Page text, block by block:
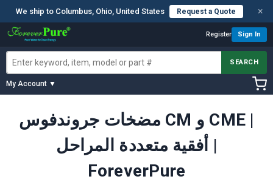
We ship to Columbus, Ohio, United States Request a Quote ×
Register Sign In
SEARCH
My Account ▼
مضخات جروندفوس CM و CME |
أفقية متعددة المراحل |
ForeverPure